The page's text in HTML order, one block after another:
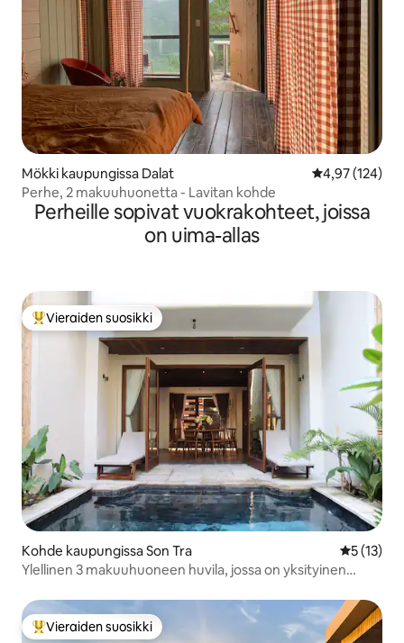
Mökki kaupungissa Dalat
4,97 (124)
Perhe, 2 makuuhuonetta - Lavitan kohde
Perheille sopivat vuokrakohteet, joissa
on uima-allas
Vieraiden suosikkien parhaimmistoa
Vieraiden suosikki
Kohde kaupungissa Son Tra
5 (13)
Ylellinen 3 makuuhuoneen huvila, jossa on yksityinen
Vieraiden suosikkien parhaimmistoa
Vieraiden suosikki